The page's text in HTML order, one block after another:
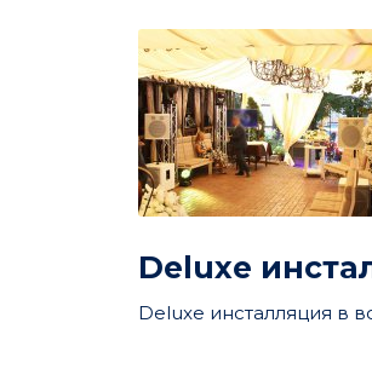
Deluxe
Deluxe инсталляция в